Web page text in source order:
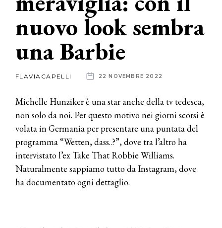
News
aziende
nuovo look sembra
una Barbie
FLAVIACAPELLI 22 NOVEMBRE 2022
Michelle Hunziker è una star anche della tv tedesca,
non solo da noi. Per questo motivo nei giorni scorsi è
volata in Germania per presentare una puntata del
programma “Wetten, dass..?”, dove tra l’altro ha
intervistato l’ex Take That Robbie Williams.
Naturalmente sappiamo tutto da Instagram, dove
ha documentato ogni dettaglio.